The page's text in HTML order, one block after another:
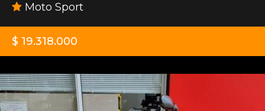
Moto Sport
$ 19.318.000